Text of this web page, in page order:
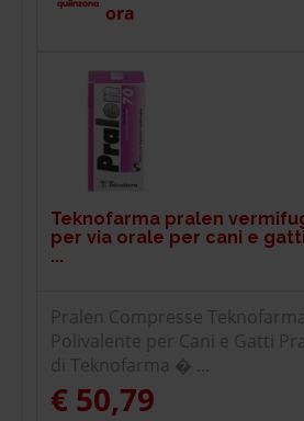
ora
Teknofarma pralen
per via orale per cani e
...
Pralen Compresse
Polivalente per Cani e Gatti
di Teknofarma � ...
€ 50,79